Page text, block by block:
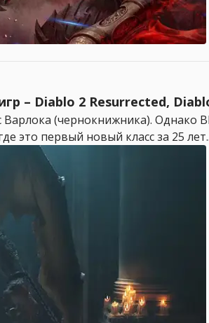
– Diablo 2 Resurrected,
Варлока (чернокнижника).
это первый новый класс за 25